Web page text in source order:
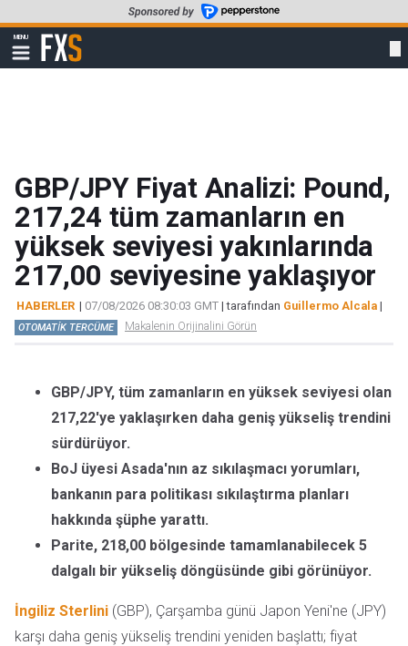
to
main
content
MENU
Show
navigation
FXStreet
GBP/JPY Fiyat Analizi: Pound,
217,24 tüm zamanların en
yüksek seviyesi yakınlarında
217,00 seviyesine yaklaşıyor
HABERLER | 07/08/2026 08:30:03 GMT | tarafından Guillermo Alcala |
OTOMATİK TERCÜME Makalenin Orijinalini Görün
GBP/JPY, tüm zamanların en yüksek seviyesi olan
217,22'ye yaklaşırken daha geniş yükseliş trendini
sürdürüyor.
BoJ üyesi Asada'nın az sıkılaşmacı yorumları,
bankanın para politikası sıkılaştırma planları
hakkında şüphe yarattı.
Parite, 218,00 bölgesinde tamamlanabilecek 5
dalgalı bir yükseliş döngüsünde gibi görünüyor.
İngiliz Sterlini (GBP), Çarşamba günü Japon Yeni'ne (JPY)
karşı daha geniş yükseliş trendini yeniden başlattı; fiyat